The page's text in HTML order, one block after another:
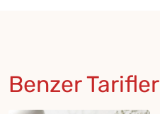
Benzer Tarifler